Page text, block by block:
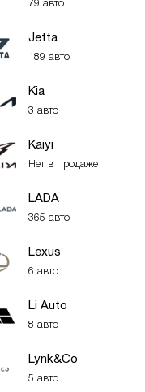
79 авто
Jetta
189 авто
Kia
3 авто
Kaiyi
Нет в продаже
LADA
365 авто
Lexus
6 авто
Li Auto
8 авто
Lynk&Co
5 авто